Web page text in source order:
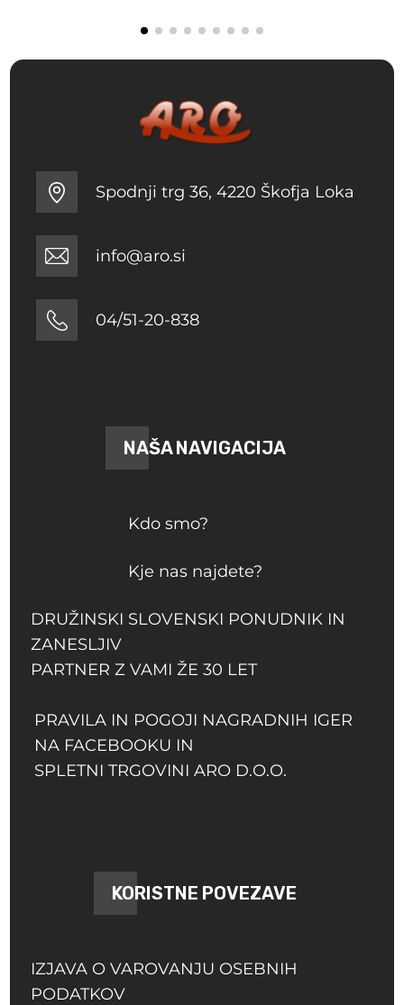
Spodnji trg 36, 4220 Škofja Loka
info@aro.si
04/51-20-838
NAŠA NAVIGACIJA
Kdo smo?
Kje nas najdete?
DRUŽINSKI SLOVENSKI PONUDNIK IN
ZANESLJIV
PARTNER Z VAMI ŽE 30 LET
PRAVILA IN POGOJI NAGRADNIH IGER
NA FACEBOOKU IN
SPLETNI TRGOVINI ARO D.O.O.
KORISTNE POVEZAVE
IZJAVA O VAROVANJU OSEBNIH
PODATKOV